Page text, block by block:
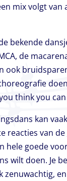
mix volgt van
bekende
de
ook
think you can
kan
reacties van
hele goede
wilt doen. Je
zenuwachtig,